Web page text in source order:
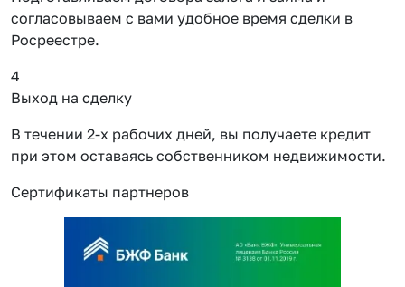
согласовываем с вами удобное время сделки в
Росреестре.
4
Выход на сделку
В течении 2-х рабочих дней, вы получаете кредит
при этом оставаясь собственником недвижимости.
Сертификаты партнеров